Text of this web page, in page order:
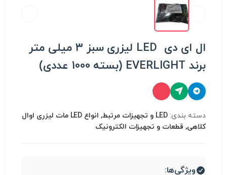
ال ای دی LED لیزری سبز ۳ میلی متر
برند EVERLIGHT (بسته 1000 عددی)
دسته بندی:
LED و تجهیزات مرتبط, انواع LED مات لیزری اوال
کلاهی, قطعات و تجهیزات الکترونیک
ویژگی‌ها: